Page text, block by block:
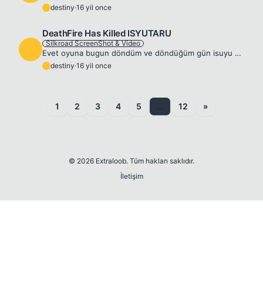
destiny·16 yil once
DeathFire Has Killed ISYUTARU
Silkroad ScreenShot & Video
Evet oyuna bugun döndüm ve döndüğüm gün isuyu kestim headspawn oldu,olayı anlatıcak olursak ben mutfağa gittim tam gittiğimde çıkmış geldiğimde yanımdaydı isu =)
destiny·16 yil once
1 2 3 4 5 12 »
© 2026 Extraloob. Tüm hakları saklıdır.
İletişim